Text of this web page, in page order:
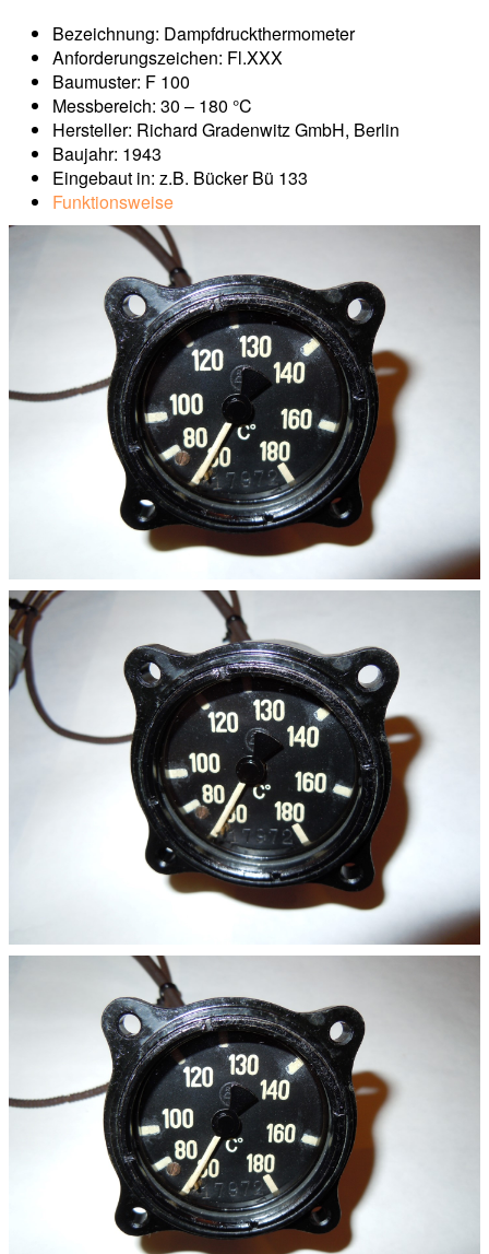
Bezeichnung: Dampfdruckthermometer
Anforderungszeichen: Fl.XXX
Baumuster: F 100
Messbereich: 30 – 180 °C
Hersteller: Richard Gradenwitz GmbH, Berlin
Baujahr: 1943
Eingebaut in: z.B. Bücker Bü 133
Funktionsweise